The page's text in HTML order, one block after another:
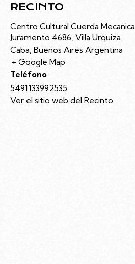
RECINTO
Centro Cultural Cuerda Mecanica
Juramento 4686, Villa Urquiza
Caba Buenos Aires Argentina
+ Google Map
Teléfono
5491133992535
Ver el sitio web del Recinto